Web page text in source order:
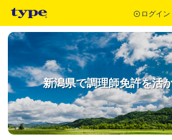
ログイン
新潟県で調理師免許を活